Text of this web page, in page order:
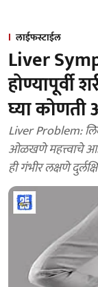
लाईफस्टाईल
Liver
घ्या
Liver Problem:
ओळखणे महत्त्वाचे
ही गंभीर लक्षणे